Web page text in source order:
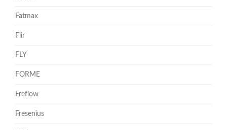
Fatmax
Flir
FLY
FORME
Freflow
Fresenius